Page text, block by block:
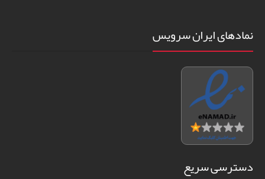
نمادهای ایران سرویس
دسترسی سریع